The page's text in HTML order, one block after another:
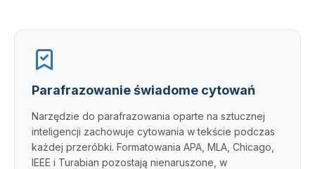
Parafrazowanie świadome cytowań
Narzędzie do parafrazowania oparte na sztucznej
inteligencji zachowuje cytowania w tekście podczas
każdej przeróbki. Formatowania APA, MLA, Chicago,
IEEE i Turabian pozostają nienaruszone, w